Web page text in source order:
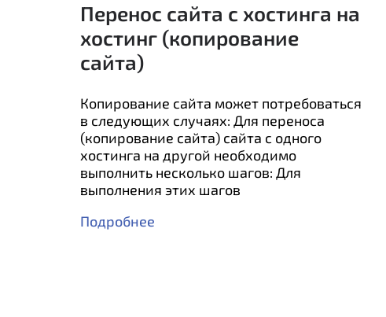
Перенос сайта с хостинга на
хостинг (копирование
сайта)
Копирование сайта может потребоваться
в следующих случаях: Для переноса
(копирование сайта) сайта с одного
хостинга на другой необходимо
выполнить несколько шагов: Для
выполнения этих шагов
Подробнее